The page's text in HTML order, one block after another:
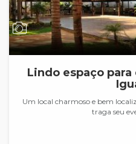
Lindo espaço
Um local charmoso e bem
traga seu